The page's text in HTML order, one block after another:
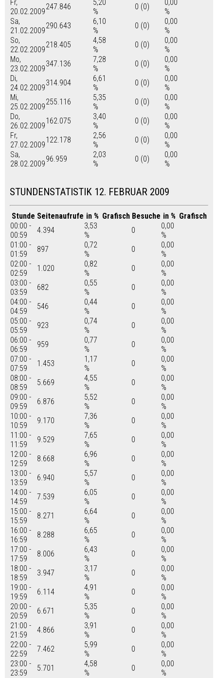
Fr,
20.02.2009
247.846
5,20
%
0 (0)
0,00
%
Sa,
21.02.2009
290.643
6,10
%
0 (0)
0,00
%
So,
22.02.2009
218.405
4,58
%
0 (0)
0,00
%
Mo,
23.02.2009
347.136
7,28
%
0 (0)
0,00
%
Di,
24.02.2009
314.904
6,61
%
0 (0)
0,00
%
Mi,
25.02.2009
255.116
5,35
%
0 (0)
0,00
%
Do,
26.02.2009
162.075
3,40
%
0 (0)
0,00
%
Fr,
27.02.2009
122.178
2,56
%
0 (0)
0,00
%
Sa,
28.02.2009
96.959
2,03
%
0 (0)
0,00
%
STUNDENSTATISTIK 12. FEBRUAR 2009
Stunde Seitenaufrufe in % Grafisch Besuche in % Grafisch
00:00 -
00:59
4.394
3,53
%
0
0,00
%
01:00 -
01:59
897
0,72
%
0
0,00
%
02:00 -
02:59
1.020
0,82
%
0
0,00
%
03:00 -
03:59
682
0,55
%
0
0,00
%
04:00 -
04:59
546
0,44
%
0
0,00
%
05:00 -
05:59
923
0,74
%
0
0,00
%
06:00 -
06:59
959
0,77
%
0
0,00
%
07:00 -
07:59
1.453
1,17
%
0
0,00
%
08:00 -
08:59
5.669
4,55
%
0
0,00
%
09:00 -
09:59
6.876
5,52
%
0
0,00
%
10:00 -
10:59
9.170
7,36
%
0
0,00
%
11:00 -
11:59
9.529
7,65
%
0
0,00
%
12:00 -
12:59
8.668
6,96
%
0
0,00
%
13:00 -
13:59
6.940
5,57
%
0
0,00
%
14:00 -
14:59
7.539
6,05
%
0
0,00
%
15:00 -
15:59
8.271
6,64
%
0
0,00
%
16:00 -
16:59
8.288
6,65
%
0
0,00
%
17:00 -
17:59
8.006
6,43
%
0
0,00
%
18:00 -
18:59
3.947
3,17
%
0
0,00
%
19:00 -
19:59
6.114
4,91
%
0
0,00
%
20:00 -
20:59
6.671
5,35
%
0
0,00
%
21:00 -
21:59
4.866
3,91
%
0
0,00
%
22:00 -
22:59
7.462
5,99
%
0
0,00
%
23:00 -
23:59
5.701
4,58
%
0
0,00
%